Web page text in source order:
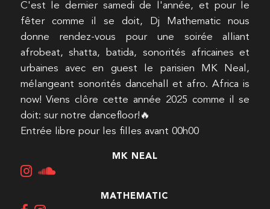
C'est le dernier samedi de l'année, et pour le
fêter comme il se doit, Dj Mathematic nous
donne rendez-vous pour une soirée alliant
afrobeat, shatta, batida, sonorités africaines et
urbaines avec en guest le parisien MK Neal,
mélangeant sonorités dancehall et afro. Africa is
now! Viens clôre cette année 2025 comme il se
doit: sur notre dancefloor!🔥
Entrée libre pour les filles avant 00h00
MK NEAL
MATHEMATIC